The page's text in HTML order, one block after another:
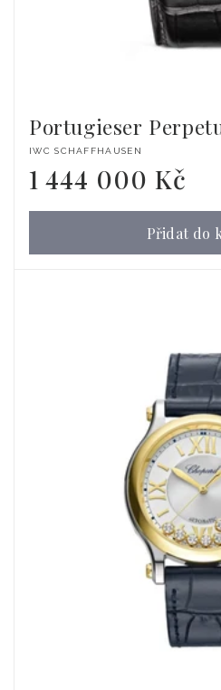
Portugieser
Dodavatel:
IWC SCHAFFHAUSEN
Běžná
cena
1 444 000 Kč
Přidat do